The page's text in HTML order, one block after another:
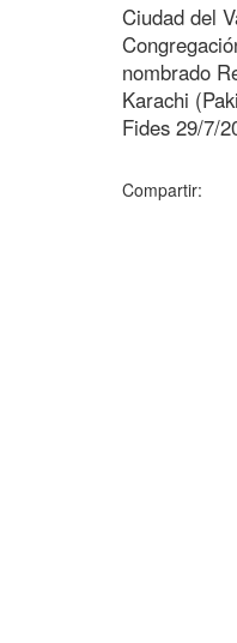
Ciudad del
nombrado
Karachi
Fides 29/7/
Compartir: